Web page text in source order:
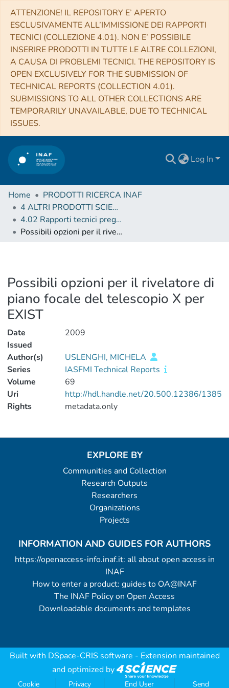
ATTENZIONE! IL REPOSITORY E’ APERTO
ESCLUSIVAMENTE ALL’IMMISSIONE DEI RAPPORTI
TECNICI (COLLEZIONE 4.01). NON E’ POSSIBILE
INSERIRE PRODOTTI IN TUTTE LE ALTRE COLLEZIONI,
A CAUSA DI PROBLEMI TECNICI. THE REPOSITORY IS
OPEN EXCLUSIVELY FOR THE SUBMISSION OF
TECHNICAL REPORTS (COLLECTION 4.01).
SUBMISSIONS TO ALL OTHER COLLECTIONS ARE
TEMPORARILY UNAVAILABLE, DUE TO TECHNICAL
ISSUES.
Log In
Home
PRODOTTI RICERCA INAF
4 ALTRI PRODOTTI SCIENTIFICI (Other scientific products)
4.02 Rapporti tecnici pregressi
Possibili opzioni per il rivelatore di piano focale del telescopio X per EXIST
Possibili opzioni per il rivelatore di
piano focale del telescopio X per
EXIST
Date
Issued
2009
Author(s)
USLENGHI, MICHELA
Series
IASFMI Technical Reports
Volume
69
Uri
http://hdl.handle.net/20.500.12386/1385
Rights
metadata.only
EXPLORE BY
Communities and Collection
Research Outputs
Researchers
Organizations
Projects
INFORMATION AND GUIDES FOR AUTHORS
https://openaccess-info.inaf.it: all about open access in
INAF
How to enter a product: guides to OA@INAF
The INAF Policy on Open Access
Downloadable documents and templates
Built with DSpace-CRIS software - Extension maintained
and optimized by
Cookie Privacy End User Send